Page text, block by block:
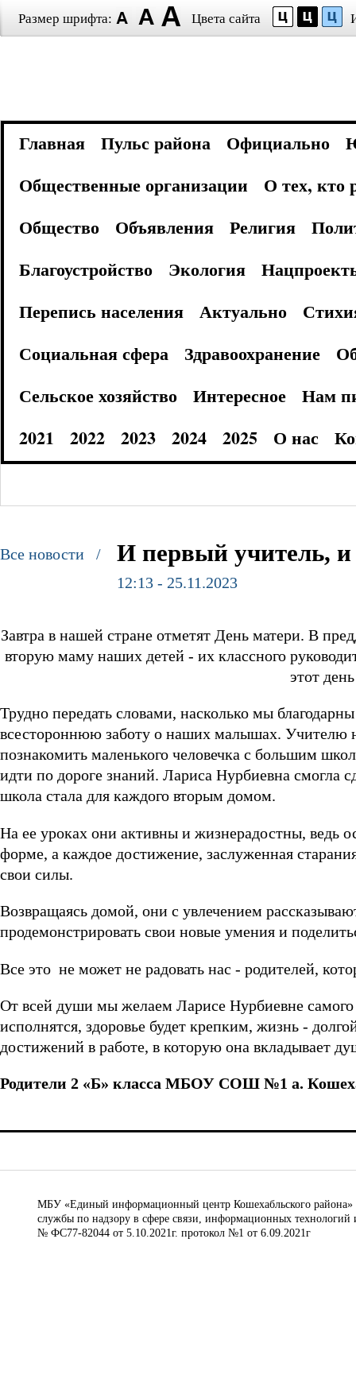
Размер шрифта: Цвета сайта
Главная Пульс района Официально
Общественные организации
О тех, кто
Общество
Объявления Религия
Благоустройство
Экология
Перепись населения
Актуально
Социальная сфера
Здравоохранение
Сельское хозяйство
Интересное
Нам
2021
2022 2023 2024 2025 О нас
Все новости / И первый учитель,
12:13 - 25.11.2023
Завтра в нашей стране отметят День матери. В
вторую маму наших детей - их классного
этот
Трудно передать словами, насколько мы
всестороннюю заботу о наших малышах. Учителю
познакомить маленького человечка с большим
идти по дороге знаний. Лариса Нурбиевна смогла
школа стала для каждого вторым домом.
На ее уроках они активны и жизнерадостны, ведь
форме, а каждое достижение, заслуженная
свои силы.
Возвращаясь домой, они с увлечением
продемонстрировать свои новые умения и
Все это не может не радовать нас - родителей,
От всей души мы желаем Ларисе Нурбиевне
исполнятся, здоровье будет крепким, жизнь -
достижений в работе, в которую она вкладывает
Родители 2 «Б» класса МБОУ СОШ №1 а.
МБУ «Единый информационный центр Кошехабльского района»
службы по надзору в сфере связи, информационных
№ ФС77-82044 от 5.10.2021г. протокол №1 от 6.09.2021г